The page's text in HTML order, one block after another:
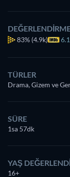
83% (4.9k)
TÜRLER
Drama, Gizem ve
SÜRE
1sa 57dk
YAŞ
16+